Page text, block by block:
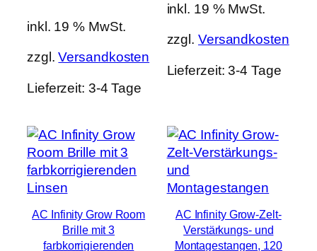
inkl. 19 % MwSt.
zzgl.Versandkosten
Lieferzeit: 3-4 Tage
inkl. 19 % MwSt.
zzgl. Versandkosten
Lieferzeit:3-4 Tage
AC Infinity Grow Room
Brille mit 3
farbkorrigierenden
AC Infinity Grow-Zelt-
Verstärkungs- und
Montagestangen, 120